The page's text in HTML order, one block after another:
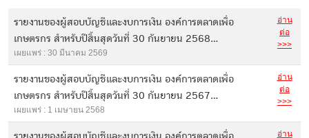
รายงานของผู้สอบบัญชีและงบการเงิน องค์การตลาดเพื่อ
เกษตรกร สำหรับปีสิ้นสุดวันที่ 30 กันยายน 2568...
เผยแพร่ : 30 มีนาคม 2569
อ่าน
ต่อ
>>>
รายงานของผู้สอบบัญชีและงบการเงิน องค์การตลาดเพื่อ
เกษตรกร สำหรับปีสิ้นสุดวันที่ 30 กันยายน 2567...
เผยแพร่ : 1 เมษายน 2568
อ่าน
ต่อ
>>>
อ่าน